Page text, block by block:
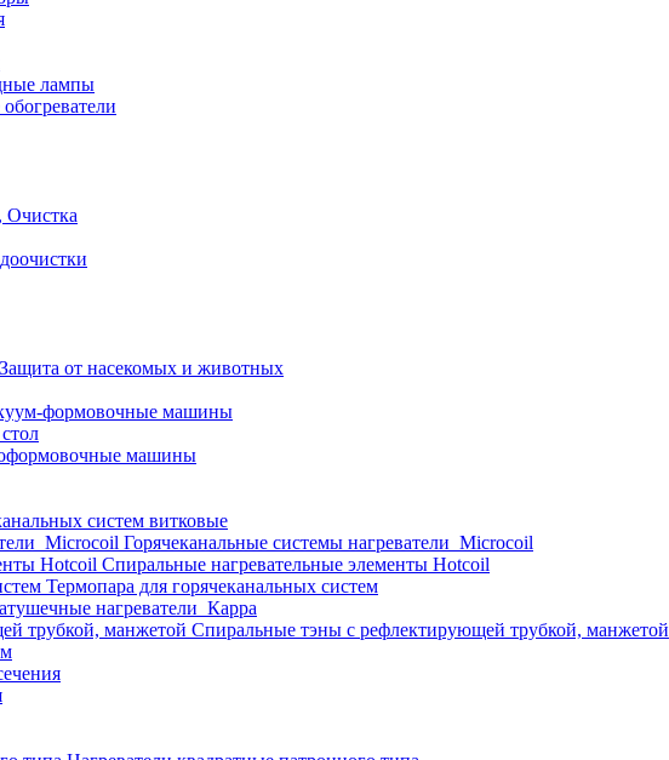
лампы
Очистка
Защита от насекомых и животных
формовочные машины
машины
систем витковые
Горячеканальные системы нагреватели_Microcoil
Спиральные нагревательные элементы Hotcoil
Термопара для горячеканальных систем
нагреватели_Карра
Спиральные тэны с рефлектирующей трубкой, манжетой